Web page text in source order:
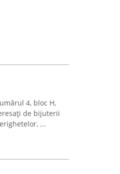
4, bloc H,
de bijuterii
...